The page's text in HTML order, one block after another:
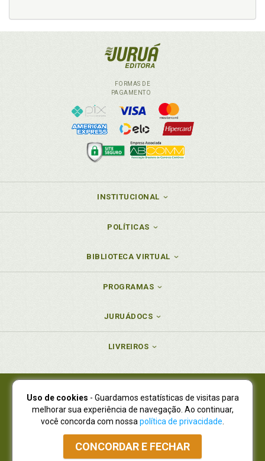
FORMAS DE
PAGAMENTO
INSTITUCIONAL
POLÍTICAS
BIBLIOTECA VIRTUAL
PROGRAMAS
JURUÁDOCS
LIVREIROS
Juruá Editora Ltda., CNPJ 77.535.508/0001-19
Juruá Informática Ltda., CNPJ 01.701.561/0001-80
NOVO ENDEREÇO:R. Flávio Dallegrave, 7665, São Lourenço |
Curitiba - Paraná - CEP 82210-310
Atendimento: (41) 4009-3900|Vendas Atacado: (41) 4009-3939
Uso de cookies - Guardamos estatísticas de visitas para
melhorar sua experiência de navegação. Ao continuar,
você concorda com nossa política de privacidade
CONCORDAR E FECHAR